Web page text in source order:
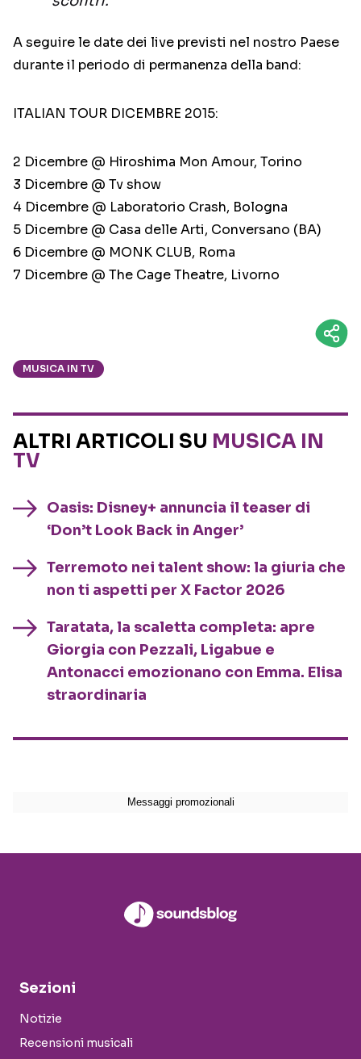
A seguire le date dei live previsti nel nostro Paese
durante il periodo di permanenza della band:
ITALIAN TOUR DICEMBRE 2015:
2 Dicembre @ Hiroshima Mon Amour, Torino
3 Dicembre @ Tv show
4 Dicembre @ Laboratorio Crash, Bologna
5 Dicembre @ Casa delle Arti, Conversano (BA)
6 Dicembre @ MONK CLUB, Roma
7 Dicembre @ The Cage Theatre, Livorno
MUSICA IN TV
ALTRI ARTICOLI SU MUSICA IN
TV
Oasis: Disney+ annuncia il teaser di
‘Don’t Look Back in Anger’
Terremoto nei talent show: la giuria che
non ti aspetti per X Factor 2026
Taratata, la scaletta completa: apre
Giorgia con Pezzali, Ligabue e
Antonacci emozionano con Emma. Elisa
straordinaria
Sezioni
Notizie
Recensioni musicali